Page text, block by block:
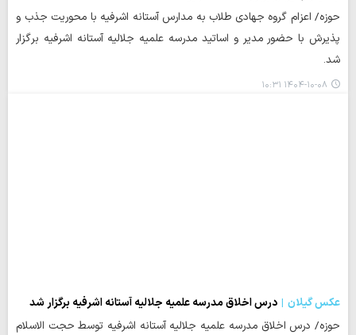
حوزه/ اعزام گروه جهادی طلاب به مدارس آستانه اشرفیه با محوریت جذب و
پذیرش با حضور مدیر و اساتید مدرسه علمیه جلالیه آستانه اشرفیه برگزار
شد.
۱۴۰۴-۱۰-۰۸ ۱۰:۳۱
عکس گیلان
درس اخلاق مدرسه علمیه جلالیه آستانه اشرفیه برگزار شد
حوزه/ درس اخلاق مدرسه علمیه جلالیه آستانه اشرفیه توسط حجت الاسلام